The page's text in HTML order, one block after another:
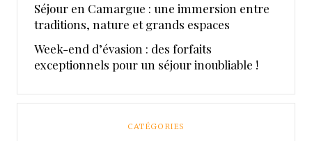
Séjour en Camargue : une immersion entre
traditions, nature et grands espaces
Week-end d’évasion : des forfaits
exceptionnels pour un séjour inoubliable !
CATÉGORIES